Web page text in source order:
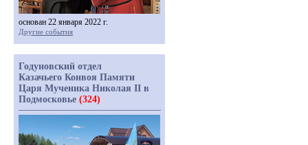
основан 22 января 2022 г.
Другие события
Годуновский отдел
Казачьего Конвоя Памяти
Царя Мученика Николая II в
Подмосковье (324)